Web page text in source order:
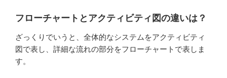
フローチャートとアクティビティ図の違いは？
ざっくりでいうと、 全体的なシステムをアクティビティ
図で表し、詳細な流れの部分をフローチャートで表しま
す。